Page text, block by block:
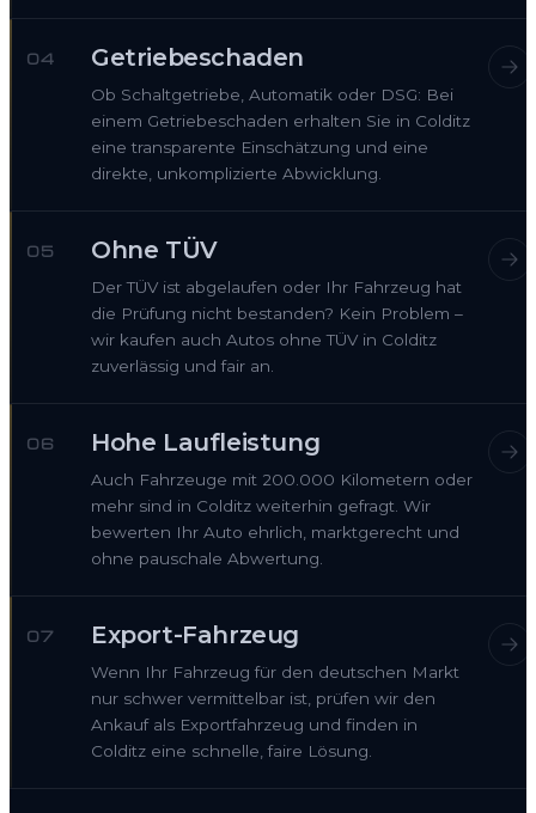
04 Getriebeschaden
Ob Schaltgetriebe, Automatik oder DSG: Bei
einem Getriebeschaden erhalten Sie in Colditz
eine transparente Einschätzung und eine
direkte, unkomplizierte Abwicklung.
05 Ohne TÜV
Der TÜV ist abgelaufen oder Ihr Fahrzeug hat
die Prüfung nicht bestanden? Kein Problem –
wir kaufen auch Autos ohne TÜV in Colditz
zuverlässig und fair an.
06 Hohe Laufleistung
Auch Fahrzeuge mit 200.000 Kilometern oder
mehr sind in Colditz weiterhin gefragt. Wir
bewerten Ihr Auto ehrlich, marktgerecht und
ohne pauschale Abwertung.
07 Export-Fahrzeug
Wenn Ihr Fahrzeug für den deutschen Markt
nur schwer vermittelbar ist, prüfen wir den
Ankauf als Exportfahrzeug und finden in
Colditz eine schnelle, faire Lösung.